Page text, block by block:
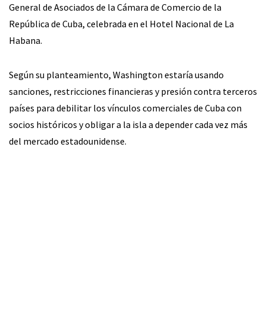
General de Asociados de la Cámara de Comercio de la
República de Cuba, celebrada en el Hotel Nacional de La
Habana.
Según su planteamiento, Washington estaría usando
sanciones, restricciones financieras y presión contra terceros
países para debilitar los vínculos comerciales de Cuba con
socios históricos y obligar a la isla a depender cada vez más
del mercado estadounidense.